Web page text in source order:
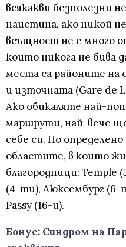
всякакви безполезни
наистина, ако никой
всъщност не е много
които никога не бива
места са районите на
и източната (Gare de
Ако обикаляте най-
маршрути, най-вече
себе си. Но
областите, в които
благородници: Temple
(4-ти), Люксембург (6-
Passy (16-и).
Бонус: Синдром на